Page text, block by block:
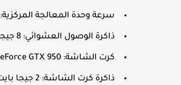
سرعة وحدة المعالجة المركزية: 2.6 جيجا هرتز رباعي النواة.
ذاكرة الوصول العشوائي: 8 جيجابايت.
كرت الشاشة: GeForce GTX 950 او Radeon HD 7970.
ذاكرة كرت الشاشة: 2 جيجا بايت.